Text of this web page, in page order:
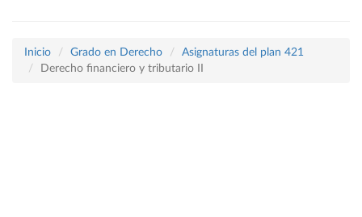
Inicio Grado en Derecho
Asignaturas del plan 421
Derecho financiero y tributario II